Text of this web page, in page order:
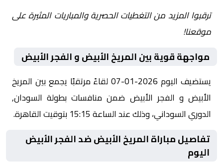
ترقبوا المزيد من التغطيات الحصرية والمباريات المثيرة على
موقعنا!
مواجهة قوية بين المريخ الأبيض و الفجر الأبيض
يستضيف اليوم 2026-01-07 لقاءً مرتقبًا يجمع بين المريخ
الأبيض و الفجر الأبيض ضمن منافسات بطولة السودان,
الدوري السوداني، وذلك عند الساعة 15:15 بتوقيت القاهرة.
تفاصيل مباراة المريخ الأبيض ضد الفجر الأبيض
اليوم